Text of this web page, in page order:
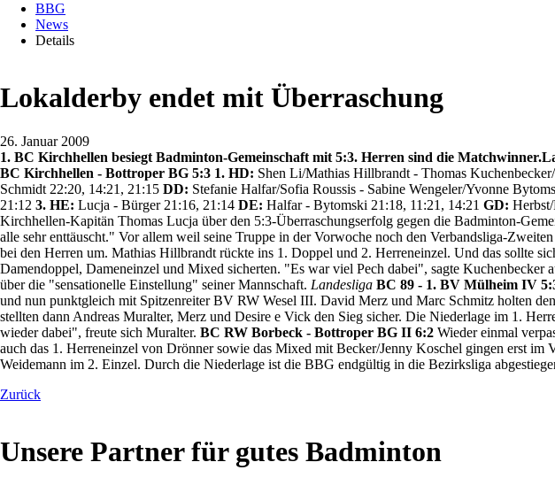
BBG
News
Details
Lokalderby endet mit Überraschung
26. Januar 2009
1. BC Kirchhellen besiegt Badminton-Gemeinschaft mit 5:3. Herren sind die
BC Kirchhellen - Bottroper BG 5:3 1. HD: Shen Li/Mathias Hillbrandt - Thomas
Schmidt 22:20, 14:21, 21:15 DD: Stefanie Halfar/Sofia Roussis - Sabine Wengeler/Yvonne
21:12 3. HE: Lucja - Bürger 21:16, 21:14 DE: Halfar - Bytomski 21:18, 11:21, 14:21 GD:
Kirchhellen-Kapitän Thomas Lucja über den 5:3-Überraschungserfolg gegen die Badminton-
alle sehr enttäuscht." Vor allem weil seine Truppe in der Vorwoche noch den Verbandsliga-
bei den Herren um. Mathias Hillbrandt rückte ins 1. Doppel und 2. Herreneinzel. Und das sollte
Damendoppel, Dameneinzel und Mixed sicherten. "Es war viel Pech dabei", sagte
über die "sensationelle Einstellung" seiner Mannschaft. Landesliga BC 89 - 1. BV Mülheim IV
und nun punktgleich mit Spitzenreiter BV RW Wesel III. David Merz und Marc Schmitz holten
stellten dann Andreas Muralter, Merz und Desire e Vick den Sieg sicher. Die Niederlage im 1.
wieder dabei", freute sich Muralter. BC RW Borbeck - Bottroper BG II 6:2 Wieder einmal
auch das 1. Herreneinzel von Drönner sowie das Mixed mit Becker/Jenny Koschel gingen erst
Weidemann im 2. Einzel. Durch die Niederlage ist die BBG endgültig in die Bezirksliga
Zurück
Unsere Partner für gutes Badminton